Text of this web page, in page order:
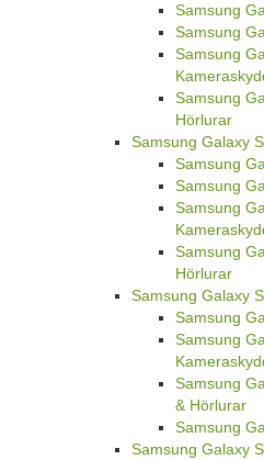
Samsung
Samsung
Samsung
Samsung
Hörlurar
Samsung Galaxy
Samsung
Samsung
Samsung
Samsung
Hörlurar
Samsung Galaxy
Samsung
Samsung
Samsung
& Hörlurar
Samsung
Samsung Galaxy